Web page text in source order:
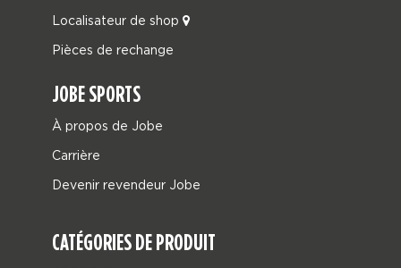
Localisateur de shop
Pièces de rechange
JOBE SPORTS
À propos de Jobe
Carrière
Devenir revendeur Jobe
CATÉGORIES DE PRODUIT